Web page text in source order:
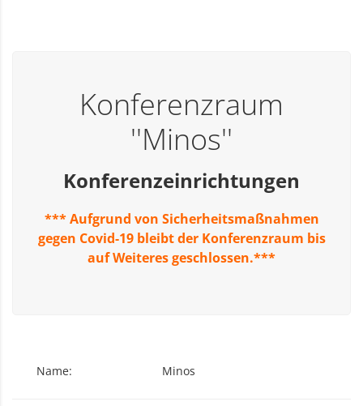
Konferenzraum
''Minos''
Konferenzeinrichtungen
*** Aufgrund von Sicherheitsmaßnahmen
gegen Covid-19 bleibt der Konferenzraum bis
auf Weiteres geschlossen.***
Name: Minos